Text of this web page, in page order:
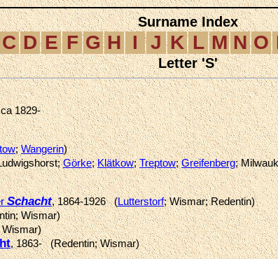
Surname Index
C D E F G H I J K L M N O
Letter 'S'
1829-
;Wangerin)
Görke;Klätkow;Treptow;Greifenberg;
Schacht, 1864-1926 (Lutterstorf; Wismar; Redentin)
Wismar)
, 1863- (Redentin; Wismar)